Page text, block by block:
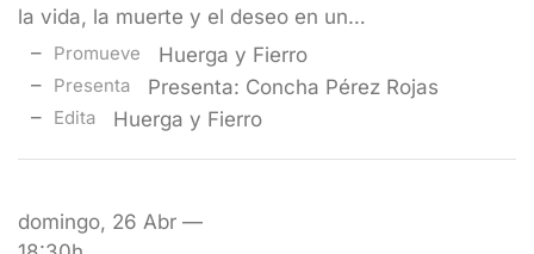
la vida, la muerte y el deseo en un…
Promueve Huerga y Fierro
Presenta Presenta: Concha Pérez Rojas
Edita Huerga y Fierro
domingo, 26 Abr —